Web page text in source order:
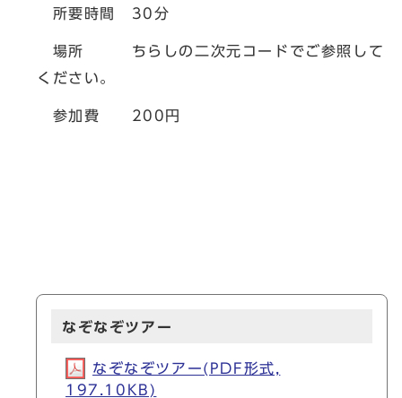
所要時間 30分
場所 ちらしの二次元コードでご参照して
ください。
参加費 200円
なぞなぞツアー
なぞなぞツアー(PDF形式,
197.10KB)